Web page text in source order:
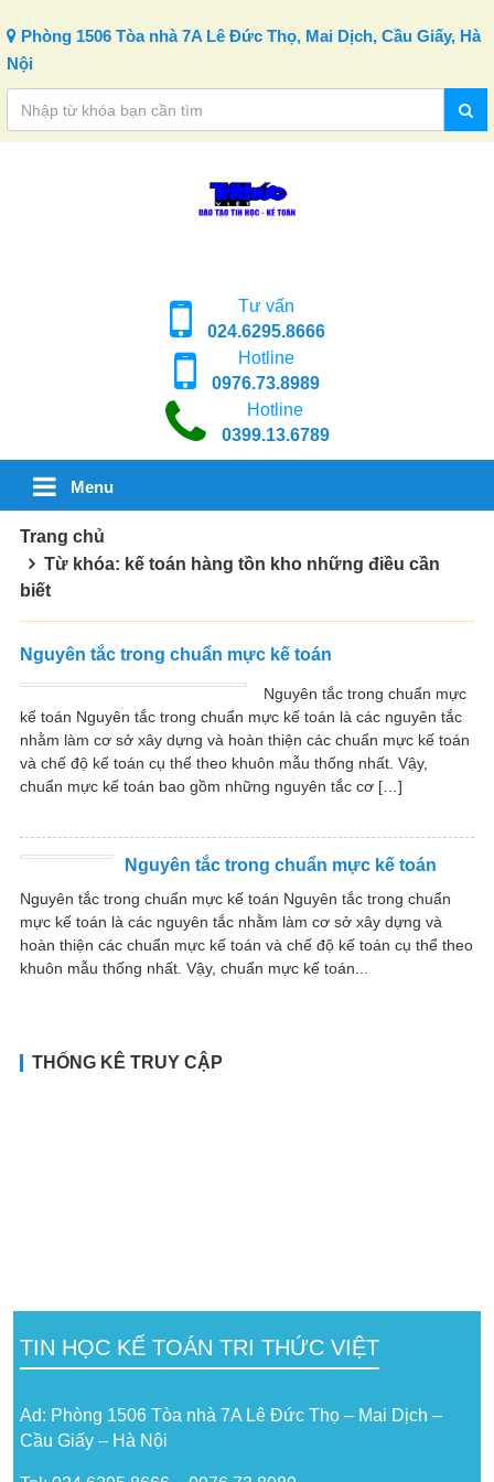
Phòng 1506 Tòa nhà 7A Lê Đức Thọ, Mai Dịch, Cầu Giấy, Hà
Nội
Tư vấn
024.6295.8666
Hotline
0976.73.8989
Hotline
0399.13.6789
Menu
Trang chủ
Từ khóa: kế toán hàng tồn kho những điều cần
biết
Nguyên tắc trong chuẩn mực kế toán
Nguyên tắc trong chuẩn mực
kế toán Nguyên tắc trong chuẩn mực kế toán là các nguyên tắc
nhằm làm cơ sở xây dựng và hoàn thiện các chuẩn mực kế toán
và chế độ kế toán cụ thể theo khuôn mẫu thống nhất. Vậy,
chuẩn mực kế toán bao gồm những nguyên tắc cơ […]
Nguyên tắc trong chuẩn mực kế toán
Nguyên tắc trong chuẩn mực kế toán Nguyên tắc trong chuẩn
mực kế toán là các nguyên tắc nhằm làm cơ sở xây dựng và
hoàn thiện các chuẩn mực kế toán và chế độ kế toán cụ thể theo
khuôn mẫu thống nhất. Vậy, chuẩn mực kế toán...
THỐNG KÊ TRUY CẬP
TIN HỌC KẾ TOÁN TRI THỨC VIỆT
Ad: Phòng 1506 Tòa nhà 7A Lê Đức Thọ – Mai Dịch –
Cầu Giấy – Hà Nội